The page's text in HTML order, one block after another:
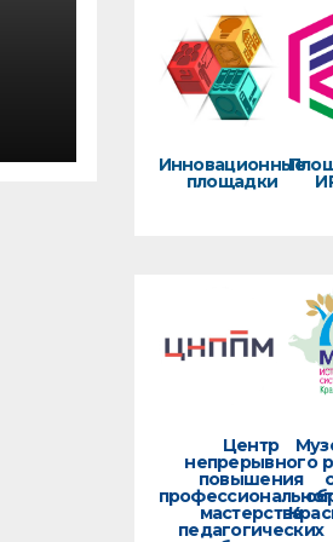
Инновационные
площадки
Центр
непрерывного
повышения
мастерства
педагогических